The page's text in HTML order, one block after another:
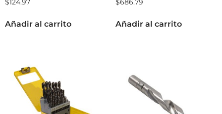
$124.97
Añadir al carrito
$686.79
Añadir al carrito